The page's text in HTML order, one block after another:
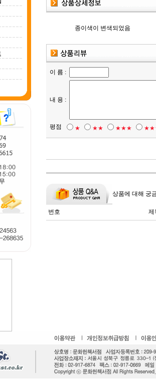
종이색이 변색되었음
이 름 :
내 용 :
평점 ★ ★★ ★★★
상품에 대해 궁
번호 제